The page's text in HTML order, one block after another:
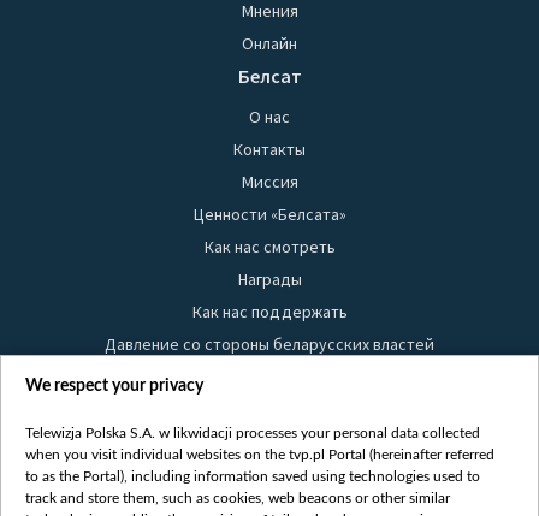
Мнения
Онлайн
Белсат
О нас
Контакты
Миссия
Ценности «Белсата»
Как нас смотреть
Награды
Как нас поддержать
Давление со стороны беларусских властей
Правила использования материалов
Безопасность
Youtube
We respect your privacy
Telewizja Polska S.A. w likwidacji processes your personal data collected
when you visit individual websites on the tvp.pl Portal (hereinafter referred
to as the Portal), including information saved using technologies used to
track and store them, such as cookies, web beacons or other similar